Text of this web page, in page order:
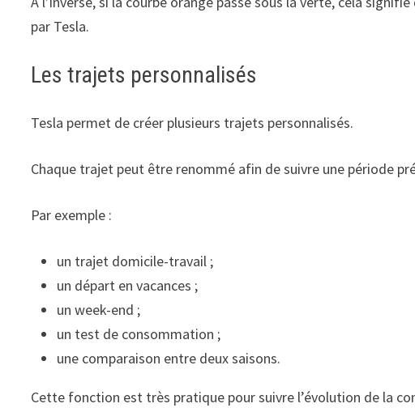
par Tesla.
Les trajets personnalisés
Tesla permet de créer plusieurs trajets personnalisés.
Chaque trajet peut être renommé afin de suivre une période
Par exemple :
un trajet domicile-travail ;
un départ en vacances ;
un week-end ;
un test de consommation ;
une comparaison entre deux saisons.
Cette fonction est très pratique pour suivre l’évolution de la